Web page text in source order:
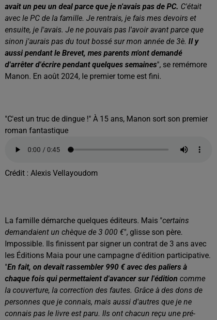
avait un peu un deal parce que je n'avais pas de PC. C'était
avec le PC de la famille. Je rentrais, je fais mes devoirs et
ensuite, je l'avais. Je ne pouvais pas l'avoir avant parce que
sinon j'aurais pas du tout bossé sur mon année de 3è. Il y
aussi pendant le Brevet, mes parents m'ont demandé
d'arrêter d'écrire pendant quelques semaines", se remémore
Manon. En août 2024, le premier tome est fini.
"C'est un truc de dingue !" À 15 ans, Manon sort son premier
roman fantastique
Crédit : Alexis Vellayoudom
La famille démarche quelques éditeurs. Mais "certains
demandaient un chèque de 3 000 €", glisse son père.
Impossible. Ils finissent par signer un contrat de 3 ans avec
les Éditions Maia pour une campagne d'édition participative.
"En fait, on devait rassembler 990 € avec des paliers à
chaque fois qui permettaient d'avancer sur l'édition comme
la couverture, la correction des fautes. Grâce à des dons de
personnes que je connais, mais aussi d'autres que je ne
connais pas le livre est paru. Ils ont chacun reçu une pré-